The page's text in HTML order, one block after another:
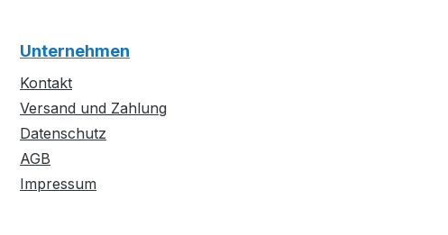
Unternehmen
Kontakt
Versand und Zahlung
Datenschutz
AGB
Impressum